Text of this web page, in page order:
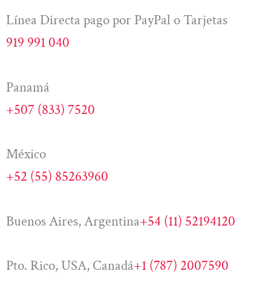
Línea Directa pago por PayPal o Tarjetas
919 991 040
Panamá
+507 (833) 7520
México
+52 (55) 85263960
Buenos Aires, Argentina+54 (11) 52194120
Pto. Rico, USA, Canadá+1 (787) 2007590